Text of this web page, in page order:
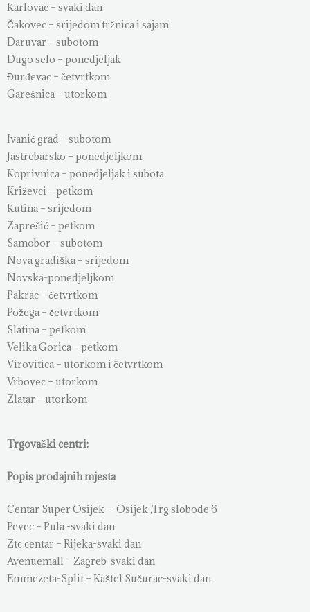
Karlovac – svaki dan
Čakovec – srijedom tržnica i sajam
Daruvar – subotom
Dugo selo – ponedjeljak
Đurđevac – četvrtkom
Garešnica – utorkom
Ivanić grad – subotom
Jastrebarsko – ponedjeljkom
Koprivnica – ponedjeljak i subota
Križevci – petkom
Kutina – srijedom
Zaprešić – petkom
Samobor – subotom
Nova gradiška – srijedom
Novska-ponedjeljkom
Pakrac – četvrtkom
Požega – četvrtkom
Slatina – petkom
Velika Gorica – petkom
Virovitica – utorkom i četvrtkom
Vrbovec – utorkom
Zlatar – utorkom
Trgovački centri:
Popis prodajnih mjesta
Centar Super Osijek – Osijek ,Trg slobode 6
Pevec – Pula -svaki dan
Ztc centar – Rijeka-svaki dan
Avenuemall – Zagreb-svaki dan
Emmezeta-Split – Kaštel Sučurac-svaki dan